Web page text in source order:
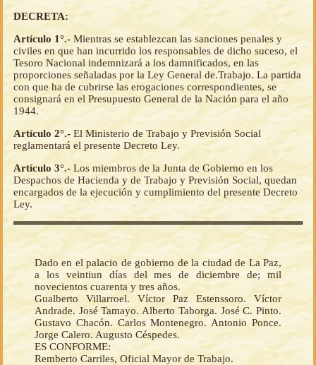
DECRETA:
Artículo 1°.- Mientras se establezcan las sanciones penales y
civiles en que han incurrido los responsables de dicho suceso, el
Tesoro Nacional indemnizará a los damnificados, en las
proporciones señaladas por la Ley General de.Trabajo. La partida
con que ha de cubrirse las erogaciones correspondientes, se
consignará en el Presupuesto General de la Nación para el año
1944.
Artículo 2°.- El Ministerio de Trabajo y Previsión Social
reglamentará el presente Decreto Ley.
Artículo 3°.- Los miembros de la Junta de Gobierno en los
Despachos de Hacienda y de Trabajo y Previsión Social, quedan
encargados de la ejecución y cumplimiento del presente Decreto
Ley.
Dado en el palacio de gobierno de la ciudad de La Paz,
a los veintiun días del mes de diciembre de; mil
novecientos cuarenta y tres años.
Gualberto Villarroel. Víctor Paz Estenssoro. Víctor
Andrade. José Tamayo. Alberto Taborga. José C. Pinto.
Gustavo Chacón. Carlos Montenegro. Antonio Ponce.
Jorge Calero. Augusto Céspedes.
ES CONFORME:
Remberto Carriles, Oficial Mayor de Trabajo.